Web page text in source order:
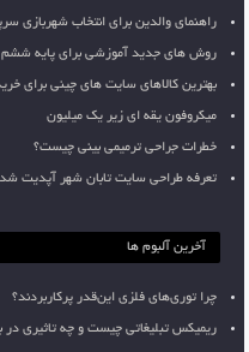
راهنمای والدین برای انتخاب شهربازی
روش های جدید آموزشی برای پایه ششم
بهترین کالاهای سایت های چینی برای
میکروفون یقه ای زیر یک میلیون
خطرات جراحی ترمیمی بینی چیست؟
تعرفه طراحی سایت تابان شهر آپدیت شد
آخرین آلبوم ها
چرا توری‌های فلزی این‌قدر پرکاربردند؟
ریمیکس تبلیغاتی چیست و چه تاثیری در